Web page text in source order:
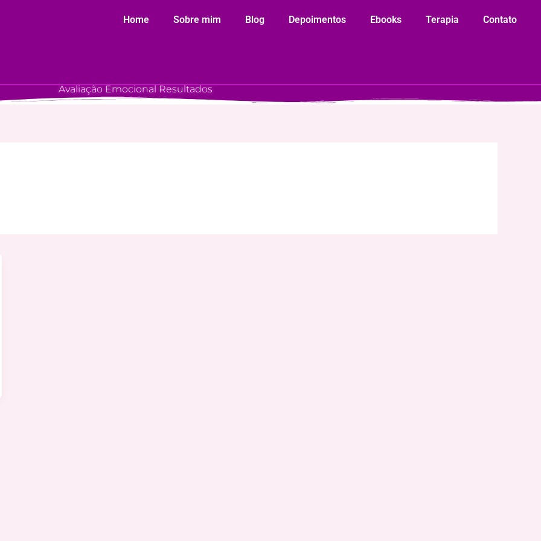
Home Sobre mim Blog Depoimentos Ebooks Terapia Contato
Avaliação Emocional Resultados